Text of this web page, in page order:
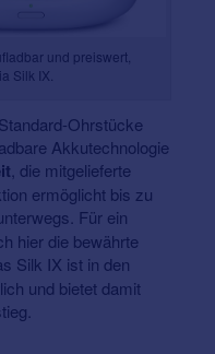
und preiswert,
Silk IX.
Ohrstücke
Akkutechnologie
, die mitgelieferte
ermöglicht bis zu
Für ein
hier die bewährte
Silk IX ist in den
und bietet damit